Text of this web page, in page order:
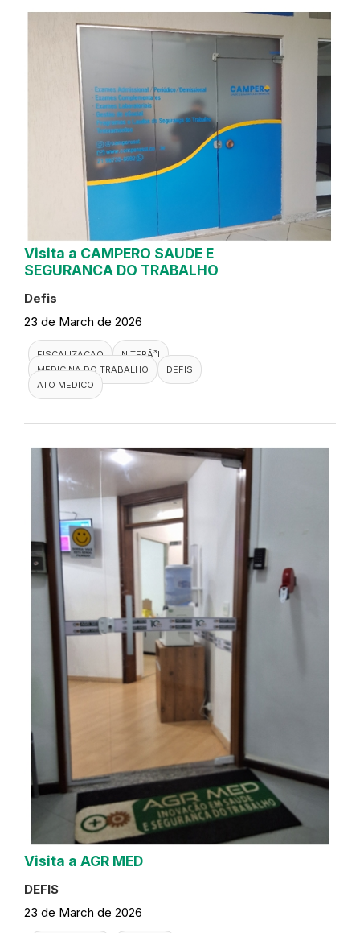
Visita a CAMPERO SAUDE E
SEGURANCA DO TRABALHO
Defis
23 de March de 2026
FISCALIZACAO
NITERÃ³I
MEDICINA DO TRABALHO
DEFIS
ATO MEDICO
Visita a AGR MED
DEFIS
23 de March de 2026